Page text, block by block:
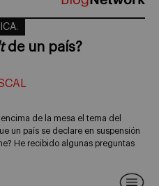
de un país?
de la mesa el tema del
un país se declare en suspensión
He recibido algunas preguntas